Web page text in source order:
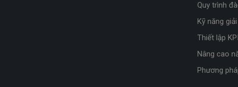
Quy trình
Kỹ năng
Thiết lập
Nâng cao
Phương